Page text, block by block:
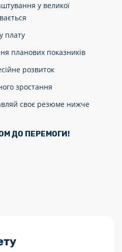
у великої
плату
планових показників
розвиток
зростання
своє резюме нижче
ДО ПЕРЕМОГИ!